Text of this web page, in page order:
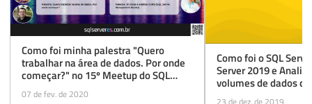
Como foi minha palestra "Quero
trabalhar na área de dados. Por onde
começar?" no 15º Meetup do SQL
Server ES
07 de fev. de 2020
Como foi o SQL
Server 2019 e
volumes de dados